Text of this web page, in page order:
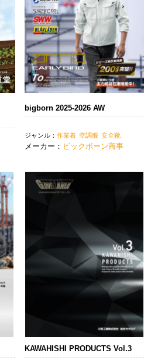
bigborn 2025-2026 AW
ジャンル：作業着 空調服 安全靴
メーカー： ビックボーン商事
KAWAHISHI PRODUCTS Vol.3